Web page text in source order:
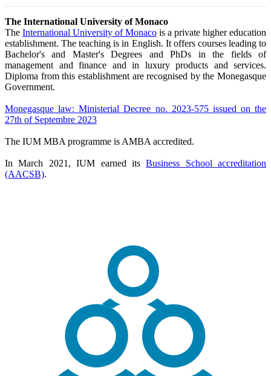
The International University of Monaco
The International University of Monaco is a private higher education
establishment. The teaching is in English. It offers courses leading to
Bachelor's and Master's Degrees and PhDs in the fields of
management and finance and in luxury products and services.
Diploma from this establishment are recognised by the Monegasque
Government.
Monegasque law: Ministerial Decree no. 2023-575 issued on the
27th of Septembre 2023
The IUM MBA programme is AMBA accredited.
In March 2021, IUM earned itsBusiness School accreditation
(AACSB).